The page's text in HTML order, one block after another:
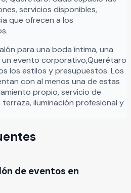
servicios disponibles,
que ofrecen a los
para una boda íntima, una
evento corporativo,Querétaro
los estilos y presupuestos. Los
con al menos una de estas
propio, servicio de
iluminación profesional y
de eventos en